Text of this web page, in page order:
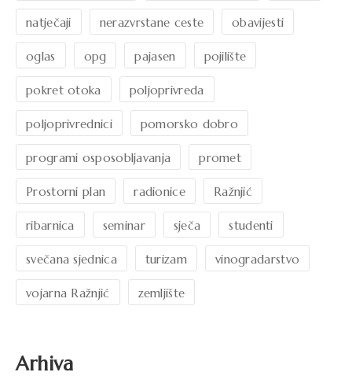
natječaji nerazvrstane ceste obavijesti
oglas opg pajasen pojilište
pokret otoka poljoprivreda
poljoprivrednici pomorsko dobro
programi osposobljavanja promet
Prostorni plan radionice Ražnjić
ribarnica seminar sječa studenti
svečana sjednica turizam vinogradarstvo
vojarna Ražnjić zemljište
Arhiva